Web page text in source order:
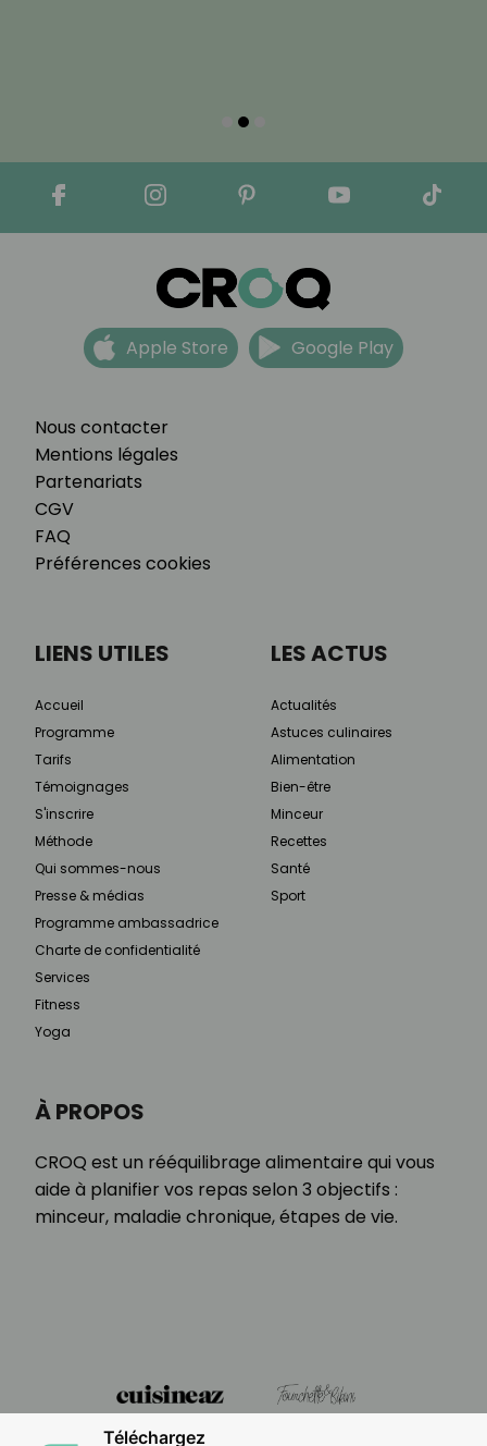
Nous contacter
Mentions légales
Partenariats
CGV
FAQ
Préférences cookies
Apple Store Google Play
À PROPOS
CROQ est un rééquilibrage alimentaire qui vous
aide à planifier vos repas selon 3 objectifs :
minceur, maladie chronique, étapes de vie.
LIENS UTILES
Accueil
Programme
Tarifs
Témoignages
S'inscrire
Méthode
Qui sommes-nous
Presse & médias
Programme ambassadrice
Charte de confidentialité
Services
Fitness
Yoga
LES ACTUS
Actualités
Astuces culinaires
Alimentation
Bien-être
Minceur
Recettes
Santé
Sport
Téléchargez